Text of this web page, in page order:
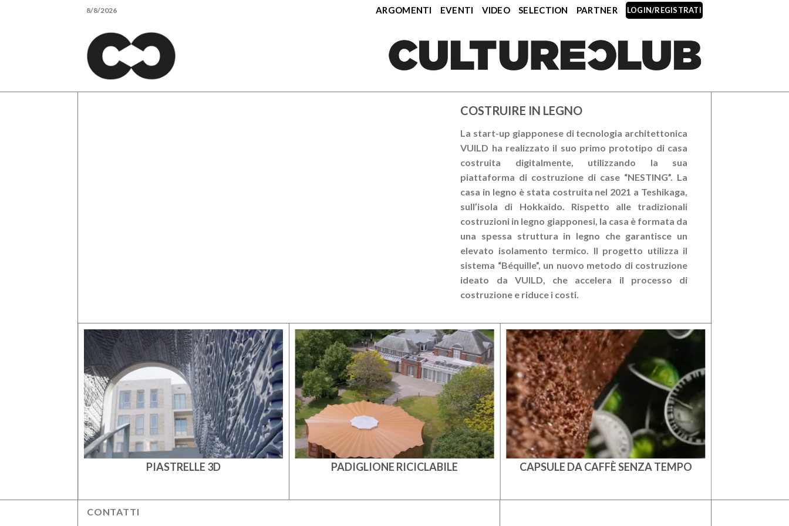
8/8/2026 ARGOMENTI EVENTI VIDEO SELECTION PARTNER LOGIN/REGISTRATI
COSTRUIRE IN LEGNO
La start-up giapponese di tecnologia architettonica
VUILD ha realizzato il suo primo prototipo di casa
costruita digitalmente, utilizzando la sua
piattaforma di costruzione di case “NESTING”. La
casa in legno è stata costruita nel 2021 a Teshikaga,
sull’isola di Hokkaido. Rispetto alle tradizionali
costruzioni in legno giapponesi, la casa è formata da
una spessa struttura in legno che garantisce un
elevato isolamento termico. Il progetto utilizza il
sistema “Béquille”, un nuovo metodo di costruzione
ideato da VUILD, che accelera il processo di
costruzione e riduce i costi.
PIASTRELLE 3D PADIGLIONE RICICLABILE CAPSULE DA CAFFÈ SENZA TEMPO
CONTATTI